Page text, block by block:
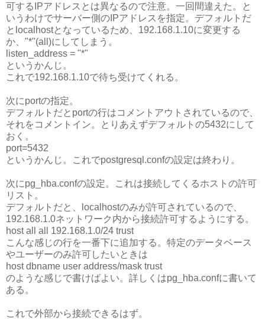
可するIPアドレスとは異なるので注意。一回間違えた。と
いうわけでサーバー側のIPアドレスを指定。デフォルトだ
とlocalhostとなっているため、192.168.1.10に変更する
か、"*"(all)にしてしまう。
listen_address = "*"
というかんじ。
これで192.168.1.10で待ち受けてくれる。
次にportの指定。
デフォルトだとportの行はコメントアウトされているので、
それをコメントイン。とりあえずデフォルトの5432にして
おく。
port=5432
というかんじ。これでpostgresql.confの設定は終わり。
次にpg_hba.confの設定。これは接続してくるホストの許可
リスト。
デフォルトだと、localhostのみが許可されているので、
192.168.1.0ネットワーク内から接続許可するようにする。
host all all 192.168.1.0/24 trust
こんな感じの行を一番下に追加する。特定のデータベース
やユーザーのみ許可したいときは
host dbname user address/mask trust
のような感じで書けばよい。詳しくはpg_hba.confに書いて
ある。
これで外部から接続できるはず。